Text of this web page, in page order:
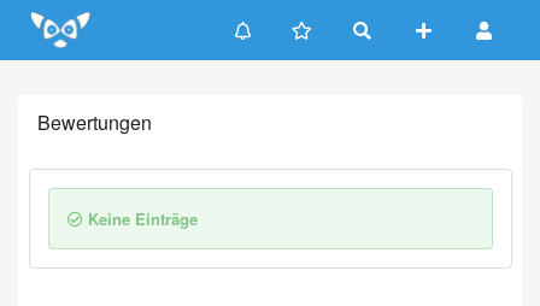
Update cookies preferences
Bewertungen
Keine Einträge